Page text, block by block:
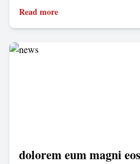
Read more
dolorem eum magni